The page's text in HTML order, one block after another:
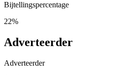
Bijtellingspercentage
22%
Adverteerder
Adverteerder